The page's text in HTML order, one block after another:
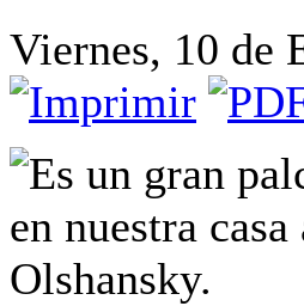
Viernes, 10 de
Es un gran
en nuestra
Olshansky.